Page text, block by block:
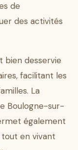
de
des activités
bien desservie
facilitant les
La
Boulogne-sur-
également
en vivant